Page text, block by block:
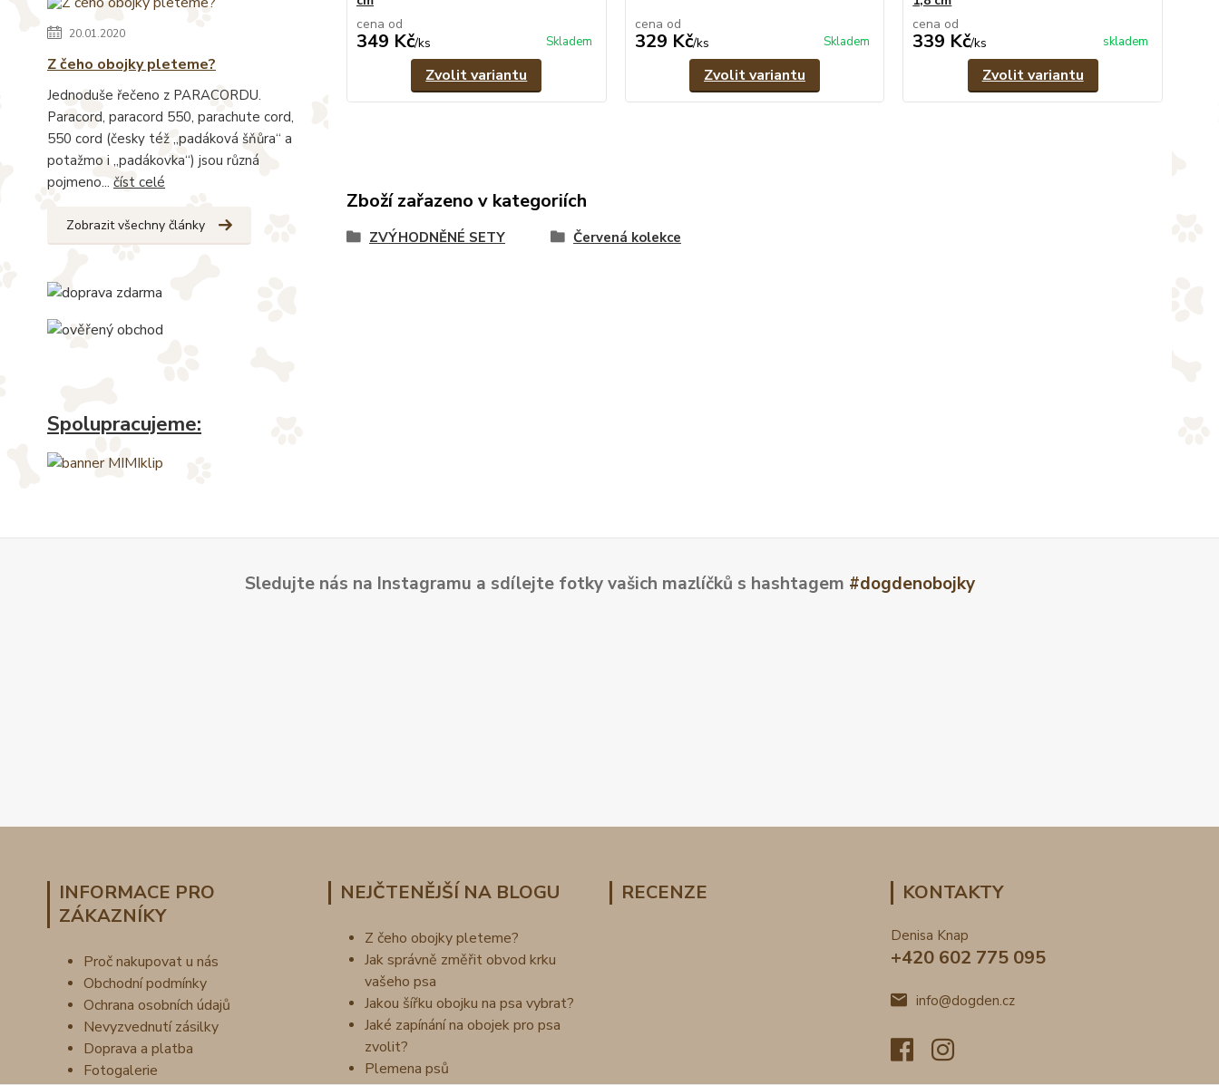
20.01.2020
Z čeho obojky pleteme?
Jednoduše řečeno z PARACORDU.
Paracord, paracord 550, parachute cord,
550 cord (česky též „padáková šňůra“ a
potažmo i „padákovka“) jsou různá
pojmeno... číst celé
Zobrazit všechny články
Spolupracujeme:
cena od
349 Kč/ks Skladem
Zvolit variantu
cena od
329 Kč/ks Skladem
Zvolit variantu
cena od
339 Kč/ks skladem
Zvolit variantu
Zboží zařazeno v kategoriích
ZVÝHODNĚNÉ SETY Červená kolekce
Sledujte nás na Instagramu a sdílejte fotky vašich mazlíčků s hashtagem #dogdenobojky
INFORMACE PRO
ZÁKAZNÍKY
Proč nakupovat u nás
Obchodní podmínky
Ochrana osobních údajů
Nevyzvednutí zásilky
Doprava a platba
Fotogalerie
NEJČTENĚJŠÍ NA BLOGU
Z čeho obojky pleteme?
Jak správně změřit obvod krku
vašeho psa
Jakou šířku obojku na psa vybrat?
Jaké zapínání na obojek pro psa
zvolit?
Plemena psů
RECENZE KONTAKTY
Denisa Knap
+420 602 775 095
info@dogden.cz